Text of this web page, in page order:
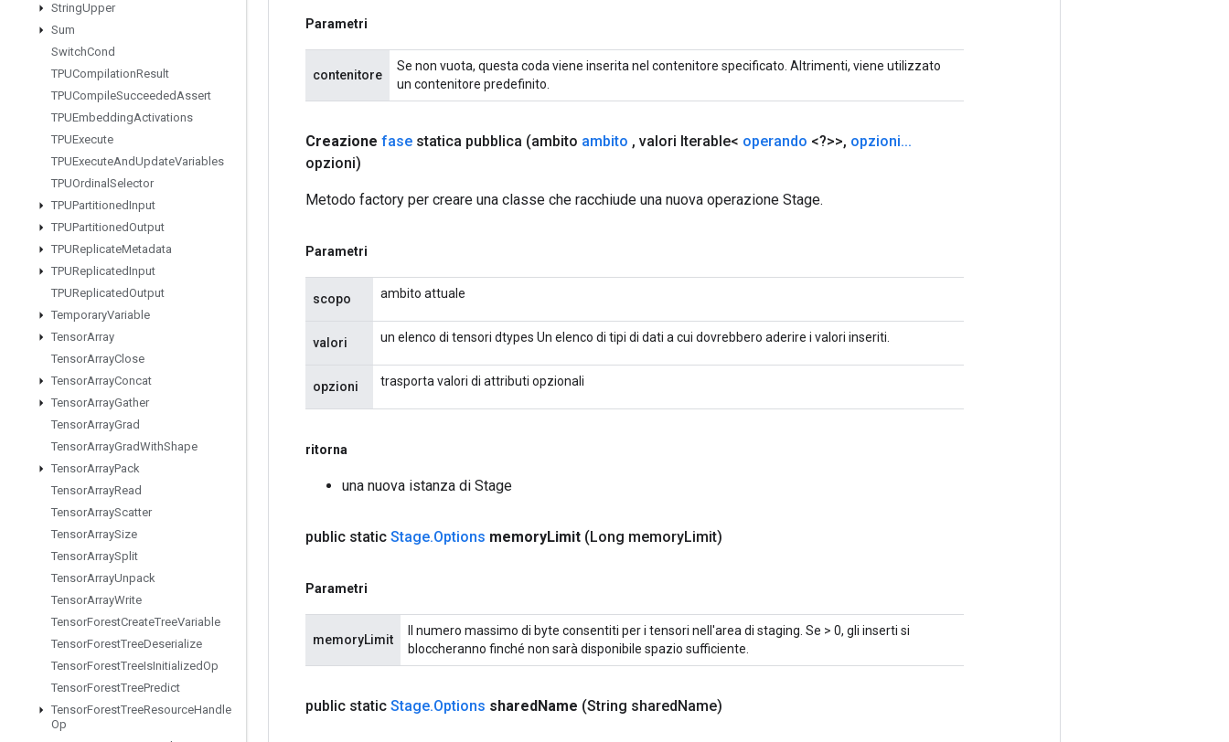
StringUpper
Sum
SwitchCond
TPUCompilationResult
TPUCompileSucceededAssert
TPUEmbeddingActivations
TPUExecute
TPUExecuteAndUpdateVariables
TPUOrdinal Selector
TPUPartitionedInput
TPUPartitionedOutput
TPUReplicateMetadata
TPUReplicatedInput
TPUReplicatedOutput
TemporaryVariable
TensorArray
TensorArrayClose
TensorArrayConcat
TensorArrayGather
TensorArrayGrad
TensorArrayGradWithShape
TensorArrayPack
TensorArrayRead
TensorArrayScatter
TensorArraySize
TensorArraySplit
TensorArrayUnpack
TensorArrayWrite
TensorForestCreateTreeVariable
TensorForestTreeDeserialize
TensorForestTreeIsInitializedOp
TensorForestTreePredict
TensorForestTreeResourceHandle
Op
Parametri
contenitore
Se non vuota, questa coda viene inserita nel contenitore specificato. Altrimenti, viene utilizzato
un contenitore predefinito.
Creazione fase statica pubblica (ambito ambito , valori Iterable< operando <?>>, opzioni...
opzioni)
Metodo factory per creare una classe che racchiude una nuova operazione Stage.
Parametri
scopo ambito attuale
valori un elenco di tensori dtypes Un elenco di tipi di dati a cui dovrebbero aderire i valori inseriti.
opzioni trasporta valori di attributi opzionali
ritorna
una nuova istanza di Stage
public static Stage.Options memoryLimit (Long memoryLimit)
Parametri
memoryLimit
Il numero massimo di byte consentiti per i tensori nell'area di staging. Se > 0, gli inserti si
bloccheranno finché non sarà disponibile spazio sufficiente.
public static Stage.Options sharedName (String sharedName)